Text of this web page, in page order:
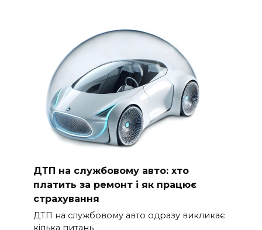
ДТП на службовому авто: хто
платить за ремонт і як працює
страхування
ДТП на службовому авто одразу викликає
кілька питань